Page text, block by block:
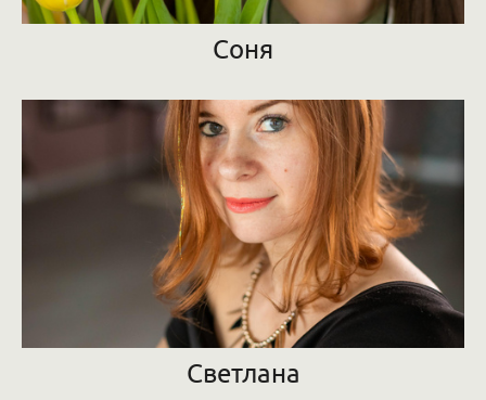
Соня
Светлана